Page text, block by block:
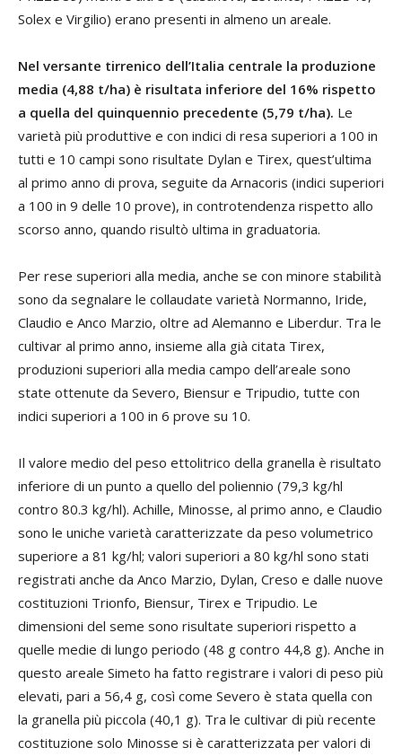
Solex e Virgilio) erano presenti in almeno un areale.
Nel versante tirrenico dell’Italia centrale la produzione
media (4,88 t/ha) è risultata inferiore del 16% rispetto
a quella del quinquennio precedente (5,79 t/ha). Le
varietà più produttive e con indici di resa superiori a 100 in
tutti e 10 campi sono risultate Dylan e Tirex, quest’ultima
al primo anno di prova, seguite da Arnacoris (indici superiori
a 100 in 9 delle 10 prove), in controtendenza rispetto allo
scorso anno, quando risultò ultima in graduatoria.
Per rese superiori alla media, anche se con minore stabilità
sono da segnalare le collaudate varietà Normanno, Iride,
Claudio e Anco Marzio, oltre ad Alemanno e Liberdur. Tra le
cultivar al primo anno, insieme alla già citata Tirex,
produzioni superiori alla media campo dell’areale sono
state ottenute da Severo, Biensur e Tripudio, tutte con
indici superiori a 100 in 6 prove su 10.
Il valore medio del peso ettolitrico della granella è risultato
inferiore di un punto a quello del poliennio (79,3 kg/hl
contro 80.3 kg/hl). Achille, Minosse, al primo anno, e Claudio
sono le uniche varietà caratterizzate da peso volumetrico
superiore a 81 kg/hl; valori superiori a 80 kg/hl sono stati
registrati anche da Anco Marzio, Dylan, Creso e dalle nuove
costituzioni Trionfo, Biensur, Tirex e Tripudio. Le
dimensioni del seme sono risultate superiori rispetto a
quelle medie di lungo periodo (48 g contro 44,8 g). Anche in
questo areale Simeto ha fatto registrare i valori di peso più
elevati, pari a 56,4 g, così come Severo è stata quella con
la granella più piccola (40,1 g). Tra le cultivar di più recente
costituzione solo Minosse si è caratterizzata per valori di